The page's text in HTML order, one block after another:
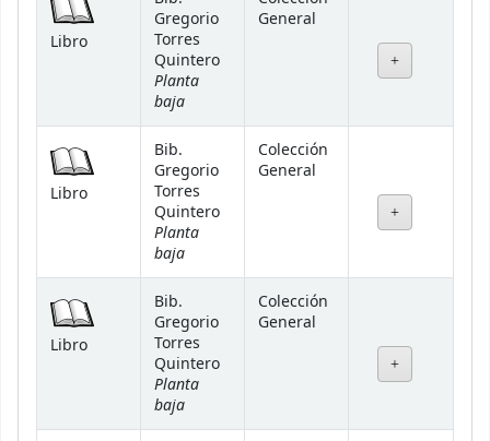
Libro
Gregorio
Torres
Quintero
Planta
baja
General
Libro
Bib.
Gregorio
Torres
Quintero
Planta
baja
Colección
General
Libro
Bib.
Gregorio
Torres
Quintero
Planta
baja
Colección
General